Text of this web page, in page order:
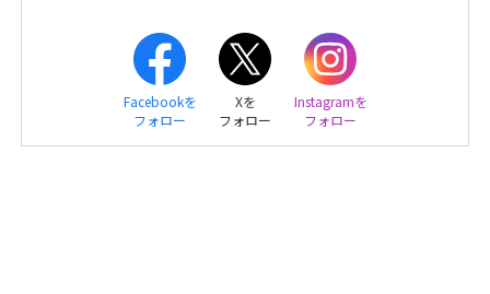
Facebookを
フォロー
Xを
フォロー
Instagramを
フォロー